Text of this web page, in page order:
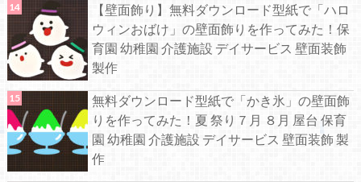
【壁面飾り】無料ダウンロード型紙で「ハロ
ウィンおばけ」の壁面飾りを作ってみた！保
育園 幼稚園 介護施設 デイサービス 壁面装飾
製作
無料ダウンロード型紙で「かき氷」の壁面飾
りを作ってみた！夏 祭り７月 ８月 屋台 保育
園 幼稚園 介護施設 デイサービス 壁面装飾 製
作